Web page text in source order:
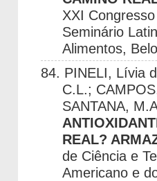
XXI
Seminário
Alimentos,
84. PINELI, Lívia
C.L.;
SANTANA,
REAL?
de Ciência e
Americano e